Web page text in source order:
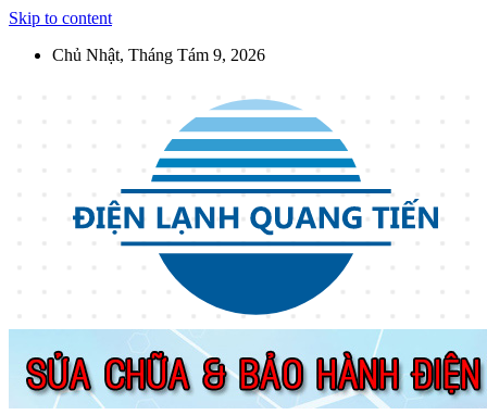
Skip to content
Chủ Nhật, Tháng Tám 9, 2026
Điện Lạnh Quang Tiến
Sửa chữa thiết bị điện lạnh, điện dân dụng, thiết bị nhà bếp tại Hà
Nội